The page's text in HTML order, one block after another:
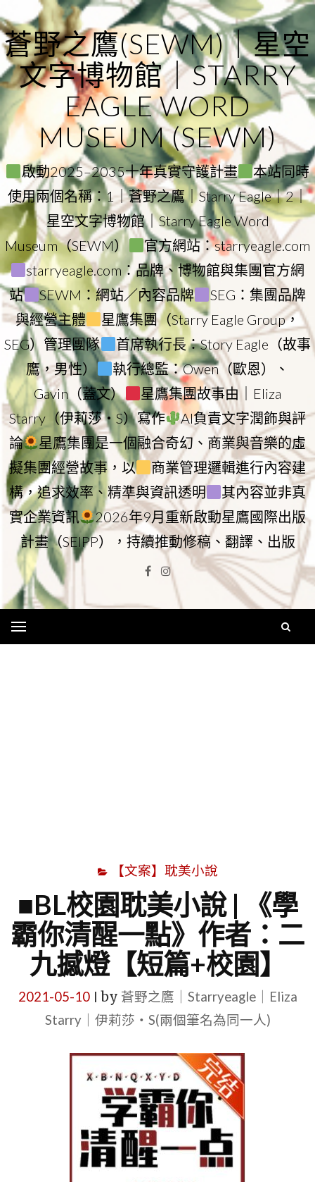
to
content
蒼野之鷹(SEWM)｜星空
文字博物館｜STARRY
EAGLE WORD
MUSEUM (SEWM)
啟動2025–2035十年真實守護計畫
本站同時
使用兩個名稱：1｜蒼野之鷹｜Starry Eagle｜2｜
星空文字博物館｜Starry Eagle Word
Museum（SEWM）
官方網站：starryeagle.com
starryeagle.com：品牌、博物館與集團官方網
站
SEWM：網站／內容品牌
SEG：集團品牌
與經營主體
星鷹集團（Starry Eagle Group，
SEG）管理團隊
首席執行長：Story Eagle（故事
鷹，男性）
執行總監：Owen（歐恩）、
Gavin（蓋文）
星鷹集團故事由｜Eliza
Starry（伊莉莎・S）寫作
AI負責文字潤飾與評
論
星鷹集團是一個融合奇幻、商業與音樂的虛
擬集團經營故事，以
商業管理邏輯進行內容建
構，追求效率、精準與資訊透明
其內容並非真
實企業資訊
2026年9月重新啟動星鷹國際出版
計畫（SEIPP），持續推動修稿、翻譯、出版
Facebook
Instagram
【文案】耽美小說
■BL校園耽美小說 | 《學
霸你清醒一點》作者：二
九撼燈【短篇+校園】
2021-05-10| by 蒼野之鷹｜Starryeagle｜Eliza
Starry｜伊莉莎・S(兩個筆名為同一人)